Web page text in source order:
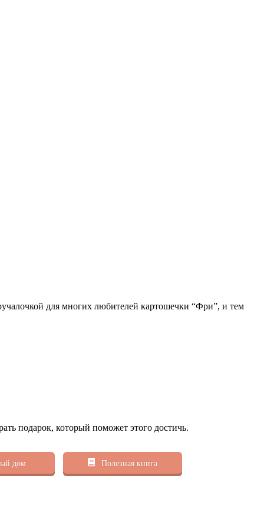
для многих любителей картошечки “Фри”, и тем
подарок, который поможет этого достичь.
дом Полезная книга